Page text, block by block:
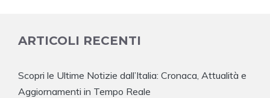
ARTICOLI RECENTI
Scopri le Ultime Notizie dall’Italia: Cronaca, Attualità e
Aggiornamenti in Tempo Reale